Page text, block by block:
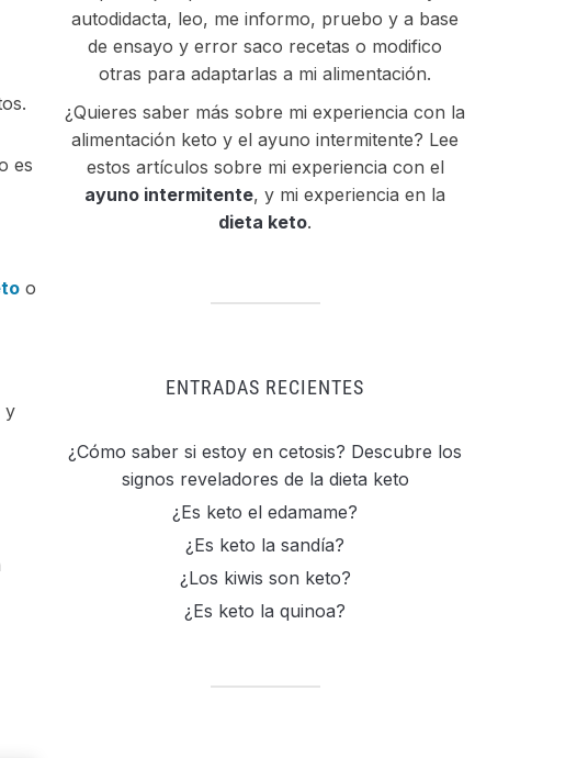
es
o
y
autodidacta, leo, me informo, pruebo y a base
de ensayo y error saco recetas o modifico
otras para adaptarlas a mi alimentación.
¿Quieres saber más sobre mi experiencia con la
alimentación keto y el ayuno intermitente? Lee
estos artículos sobre mi experiencia con el
ayuno intermitente, y mi experiencia en la
dieta keto.
ENTRADAS RECIENTES
¿Cómo saber si estoy en cetosis? Descubre los
signos reveladores de la dieta keto
¿Es keto el edamame?
¿Es keto la sandía?
¿Los kiwis son keto?
¿Es keto la quinoa?